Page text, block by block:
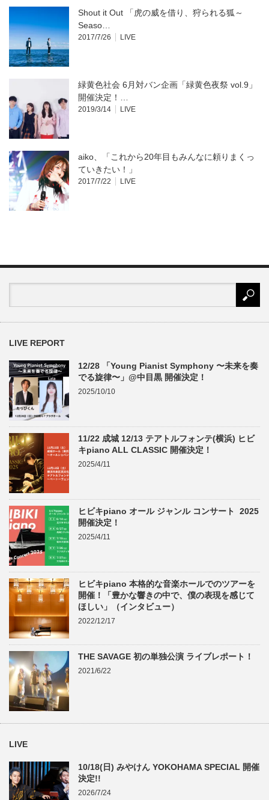
Shout it Out 「虎の威を借り、狩られる狐～
Seaso…
2017/7/26 LIVE
緑黄色社会 6月対バン企画「緑黄色夜祭 vol.9」
開催決定！…
2019/3/14 LIVE
aiko、「これから20年目もみんなに頼りまくっ
ていきたい！」
2017/7/22 LIVE
LIVE REPORT
12/28 「Young Pianist Symphony 〜未来を奏
でる旋律〜」@中目黒 開催決定！
2025/10/10
11/22 成城 12/13 テアトルフォンテ(横浜) ヒビ
キpiano ALL CLASSIC 開催決定！
2025/4/11
ヒビキpiano オール ジャンル コンサート 2025
開催決定！
2025/4/11
ヒビキpiano 本格的な音楽ホールでのツアーを
開催！「豊かな響きの中で、僕の表現を感じて
ほしい」（インタビュー）
2022/12/17
THE SAVAGE 初の単独公演 ライブレポート！
2021/6/22
LIVE
10/18(日) みやけん YOKOHAMA SPECIAL 開催
決定!!
2026/7/24